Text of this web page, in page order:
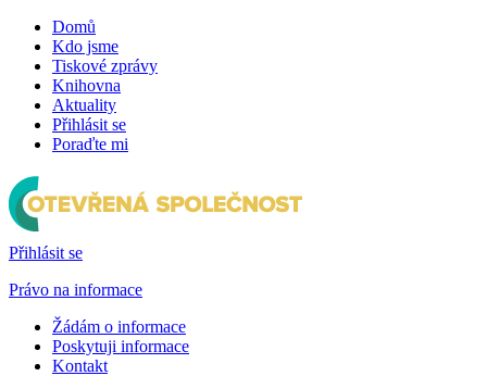
Domů
Kdo jsme
Tiskové zprávy
Knihovna
Aktuality
Přihlásit se
Poraďte mi
Přihlásit se
Právo na informace
Žádám o informace
Poskytuji informace
Kontakt